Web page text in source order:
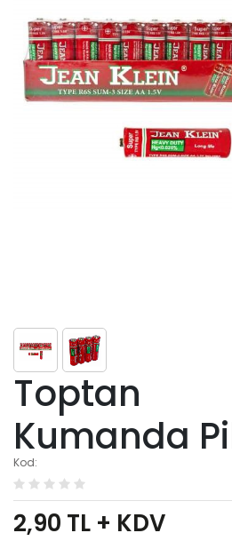
Toptan
Kumanda
Kod:
2,90 TL + KDV